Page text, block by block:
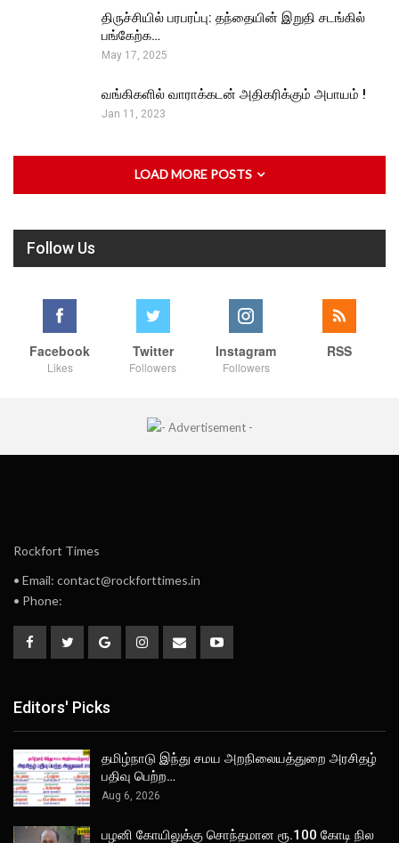
திருச்சியில் பரபரப்பு: தந்தையின் இறுதி சடங்கில்
பங்கேற்க…
May 17, 2025
வங்கிகளில் வாராக்கடன் அதிகரிக்கும் அபாயம் !
Jan 11, 2023
LOAD MORE POSTS
Follow Us
Facebook
Likes
Twitter
Followers
Instagram
Followers
RSS
Rockfort Times
• Email: contact@rockforttimes.in
• Phone:
Editors' Picks
தமிழ்நாடு இந்து சமய அறநிலையத்துறை அரசிதழ்
பதிவு பெற்ற…
Aug 6, 2026
பழனி கோயிலுக்கு சொந்தமான ரூ.100 கோடி நில